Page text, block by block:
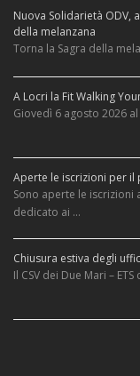
Nuova Solidarietà ODV,
della melanzana
Torna la Sagra della
A Locri la Fit Walking
Giovedì 6 agosto 2026
Aperte le iscrizioni per il
Sono aperte le
dedicato ai …
Chiusura estiva degli
Il CSV dei Due Mari –